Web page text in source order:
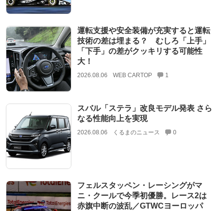
運転支援や安全装備が充実すると運転
技術の差は埋まる？ むしろ「上手」
「下手」の差がクッキリする可能性
大！
2026.08.06 WEB CARTOP 1
スバル「ステラ」改良モデル発表 さら
なる性能向上を実現
2026.08.06 くるまのニュース 0
フェルスタッペン・レーシングがマ
ニ・クールで今季初優勝。レース2は
赤旗中断の波乱／GTWCヨーロッパ